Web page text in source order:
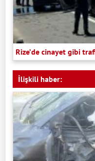
Rize’de cinayet gibi
İlişkili haber: